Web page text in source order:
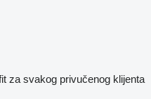
za svakog privučenog klijenta